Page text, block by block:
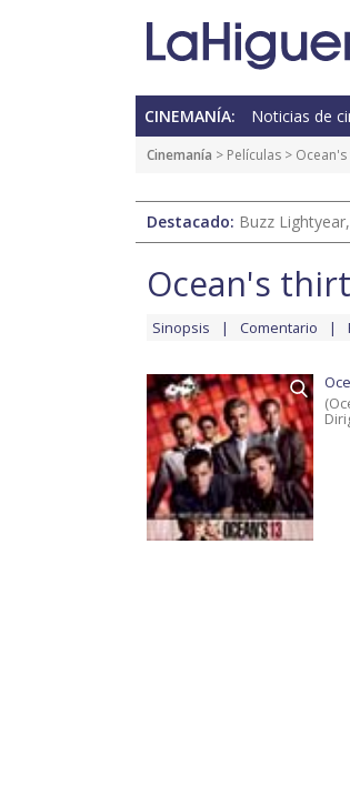
CINEMANÍA: Noticias de
Cinemanía > Películas >
Destacado: Buzz
Ocean's
Sinopsis Comentario